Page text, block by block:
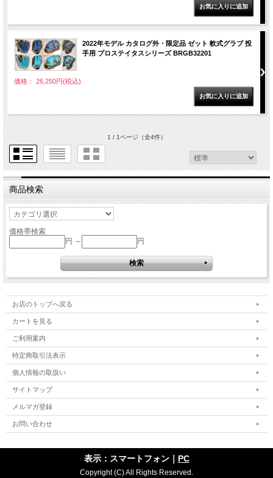
2022年モデル カタログ外・限定品 ゼット 軟式グラブ 投
手用 プロステイタスシリーズ BRGB32201
価格： 26,250円(税込)
1 / 1ページ（全4件）
商品検索
価格帯検索
円 ～
円
お店のトップへ戻る
カートを見る
ご利用案内
特定商取引法表示
個人情報の取扱い
サイトマップ
メルマガ登録
お問い合わせ
表示：スマートフォン｜ PC
Copyright (C) All Rights Reserved.